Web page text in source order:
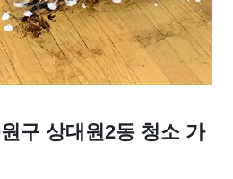
구 상대원2동 청소 가